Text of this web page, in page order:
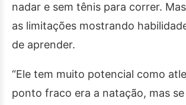
nadar e sem tênis para correr.
as limitações mostrando
de aprender.
“Ele tem muito potencial como
ponto fraco era a natação, mas